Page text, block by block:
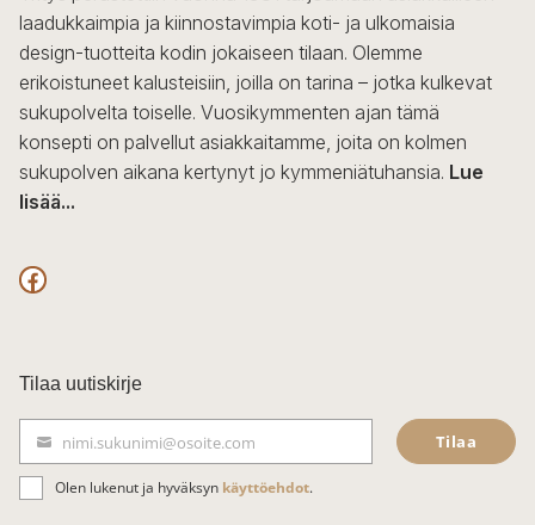
laadukkaimpia ja kiinnostavimpia koti- ja ulkomaisia
design-tuotteita kodin jokaiseen tilaan. Olemme
erikoistuneet kalusteisiin, joilla on tarina – jotka kulkevat
sukupolvelta toiselle. Vuosikymmenten ajan tämä
konsepti on palvellut asiakkaitamme, joita on kolmen
sukupolven aikana kertynyt jo kymmeniätuhansia. Lue
lisää...
F
c
e
b
o
Tilaa uutiskirje
ä
h
nimi.sukunimi@osoite.com Tilaa
Olen lukenut ja hyväksyn käyttöehdot.